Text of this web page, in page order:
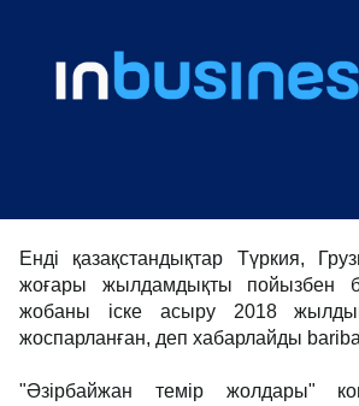
Енді қазақстандықтар Түркия,
жоғары жылдамдықты пойызбен
жобаны іске асыру 2018
жоспарланған, деп хабарлайды
"Әзірбайжан темір жолдары"